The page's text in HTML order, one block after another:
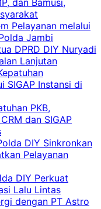
dan Bamusi,
Pelayanan melalui
Jambi
DPRD DIY Nuryadi
Lanjutan
SIGAP Instansi di
PKB,
dan SIGAP
DIY Sinkronkan
Pelayanan
DIY Perkuat
Lalu Lintas
dengan PT Astro